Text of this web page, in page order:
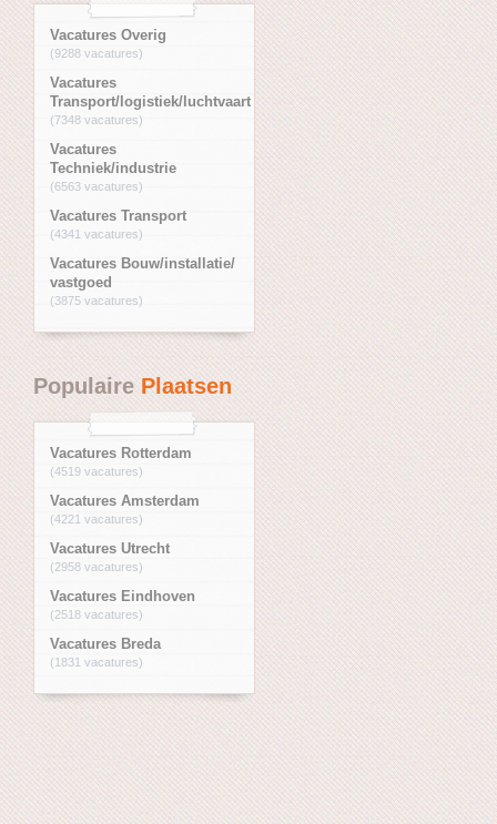
Vacatures Overig
(9288 vacatures)
Vacatures
Transport/logistiek/luchtvaart
(7348 vacatures)
Vacatures
Techniek/industrie
(6563 vacatures)
Vacatures Transport
(4341 vacatures)
Vacatures Bouw/installatie/
vastgoed
(3875 vacatures)
PopulairePlaatsen
Vacatures Rotterdam
(4519 vacatures)
Vacatures Amsterdam
(4221 vacatures)
Vacatures Utrecht
(2958 vacatures)
Vacatures Eindhoven
(2518 vacatures)
Vacatures Breda
(1831 vacatures)